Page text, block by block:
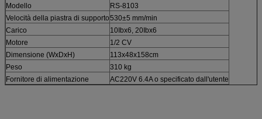
Modello
RS-8103
Velocità della piastra di supporto530±5 mm/min
Carico
10Ibx6, 20Ibx6
Motore
1/2 CV
Dimensione (WxDxH)
113x48x158cm
Peso
310 kg
Fornitore di alimentazione
AC220V 6.4A o specificato dall'utente